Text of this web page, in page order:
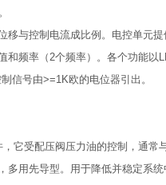
与控制电流成比例。电控单元提
频率（2个频率）。各个功能以
信号由>=1K欧的电位器引出。
它受配压阀压力油的控制，通
用先导型。用于降低并稳定系